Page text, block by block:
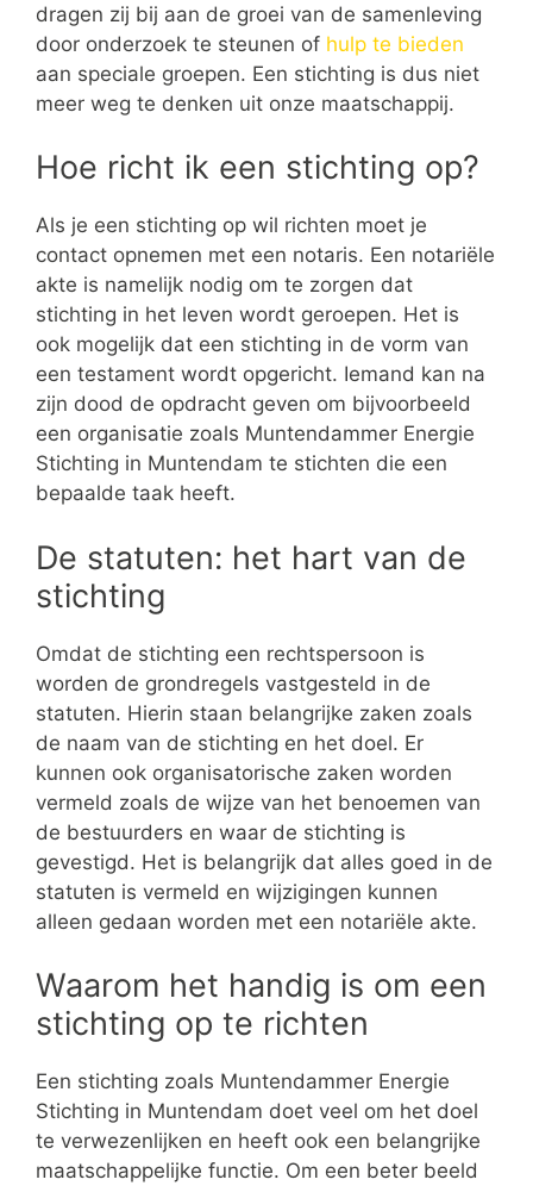
dragen zij bij aan de groei van de samenleving
door onderzoek te steunen of hulp te bieden
aan speciale groepen. Een stichting is dus niet
meer weg te denken uit onze maatschappij.
Hoe richt ik een stichting op?
Als je een stichting op wil richten moet je
contact opnemen met een notaris. Een notariële
akte is namelijk nodig om te zorgen dat
stichting in het leven wordt geroepen. Het is
ook mogelijk dat een stichting in de vorm van
een testament wordt opgericht. Iemand kan na
zijn dood de opdracht geven om bijvoorbeeld
een organisatie zoals Muntendammer Energie
Stichting in Muntendam te stichten die een
bepaalde taak heeft.
De statuten: het hart van de
stichting
Omdat de stichting een rechtspersoon is
worden de grondregels vastgesteld in de
statuten. Hierin staan belangrijke zaken zoals
de naam van de stichting en het doel. Er
kunnen ook organisatorische zaken worden
vermeld zoals de wijze van het benoemen van
de bestuurders en waar de stichting is
gevestigd. Het is belangrijk dat alles goed in de
statuten is vermeld en wijzigingen kunnen
alleen gedaan worden met een notariële akte.
Waarom het handig is om een
stichting op te richten
Een stichting zoals Muntendammer Energie
Stichting in Muntendam doet veel om het doel
te verwezenlijken en heeft ook een belangrijke
maatschappelijke functie. Om een beter beeld